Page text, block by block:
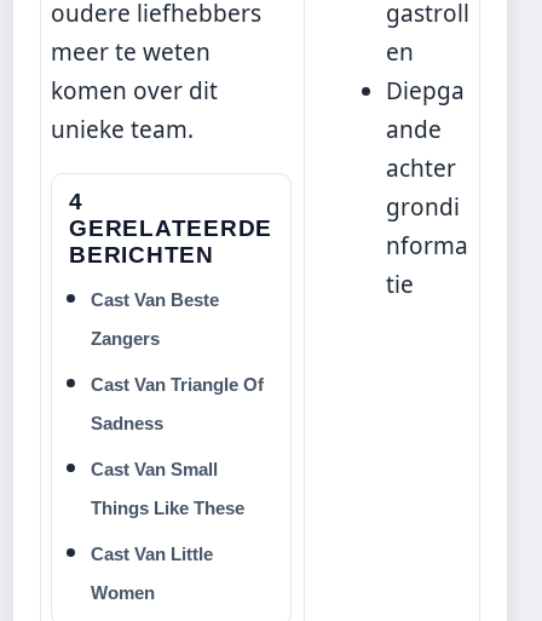
oudere liefhebbers
meer te weten
komen over dit
unieke team.
4
GERELATEERDE
BERICHTEN
Cast Van Beste
Zangers
Cast Van Triangle Of
Sadness
Cast Van Small
Things Like These
Cast Van Little
Women
gastroll
en
Diepga
ande
achter
grondi
nforma
tie